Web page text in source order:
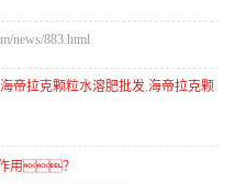
883.html
海帝拉克颗粒水溶肥批发 海帝拉克颗
作用？